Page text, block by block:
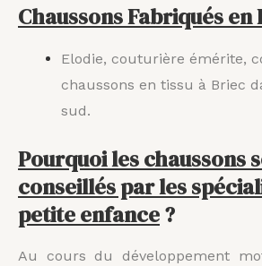
Chaussons Fabriqués en
Elodie, couturière émérite,
chaussons en tissu à Briec
sud.
Pourquoi les chaussons
conseillés par les
petite enfance?
Au cours du développement